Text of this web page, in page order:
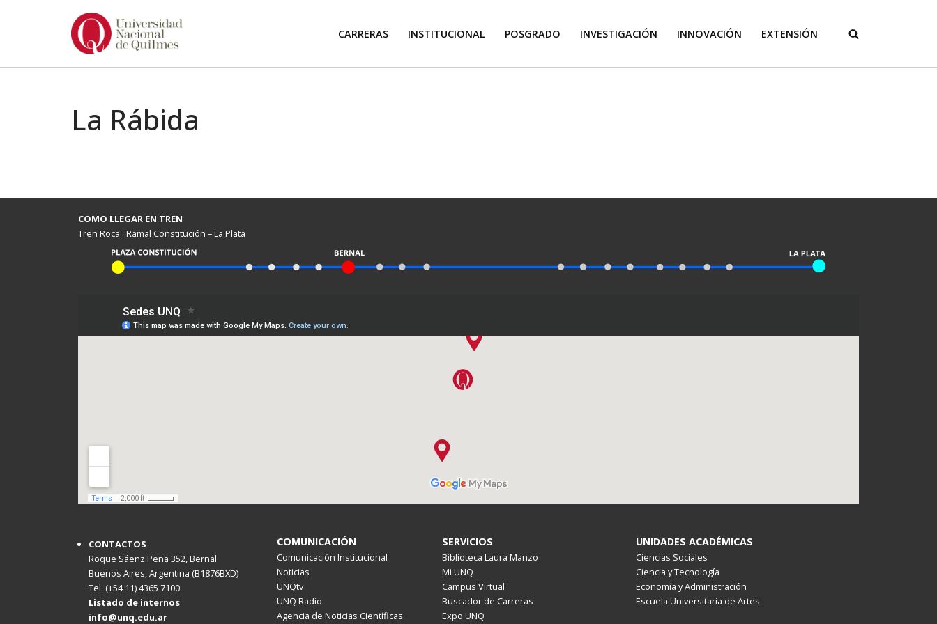
CARRERAS INSTITUCIONAL POSGRADO INVESTIGACIÓN INNOVACIÓN EXTENSIÓN
La Rábida
COMO LLEGAR EN TREN
Tren Roca . Ramal Constitución – La Plata
CONTACTOS
Roque Sáenz Peña 352, Bernal
Buenos Aires, Argentina (B1876BXD)
Tel. (+54 11) 4365 7100
Listado de internos
info@unq.edu.ar
COMUNICACIÓN
Comunicación Institucional
Noticias
UNQtv
UNQ Radio
Agencia de Noticias Científicas
SERVICIOS
Biblioteca Laura Manzo
Mi UNQ
Campus Virtual
Buscador de Carreras
Expo UNQ
UNIDADES ACADÉMICAS
Ciencias Sociales
Ciencia y Tecnología
Economía y Administración
Escuela Universitaria de Artes